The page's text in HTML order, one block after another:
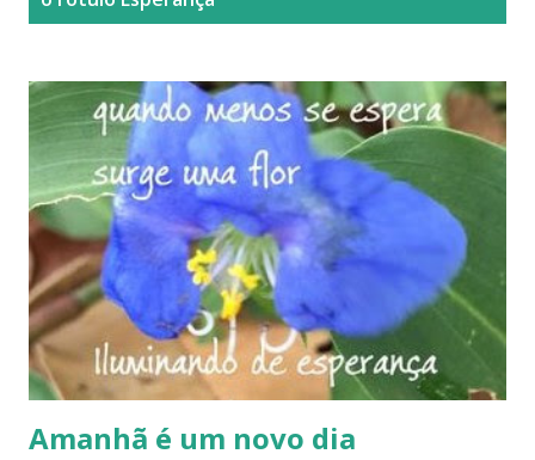
Amanhã é um novo dia